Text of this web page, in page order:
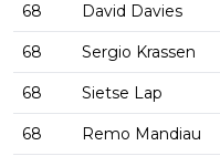
68 David Davies
68 Sergio Krassen
68 Sietse Lap
68 Remo Mandiau